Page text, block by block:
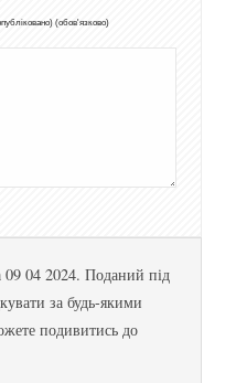
(обов'язково)
09 04 2024. Поданий під
за будь-якими
подивитись до